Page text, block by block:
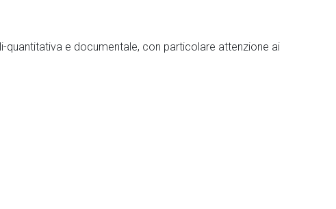
quantitativa e documentale, con particolare attenzione ai